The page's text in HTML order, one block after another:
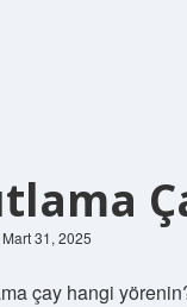
31, 2025
çay hangi